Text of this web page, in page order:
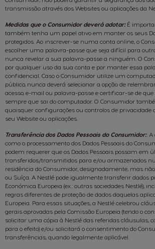
transmissão através dos Websites ou aplicações da
Medidas que o Consumidor deverá adotar: É
também tenha um papel ativo em manter os seus
protegidos. Ao inscrever-se numa conta online, o
escolher uma palavra-passe que seja difícil para
nunca revelar a sua palavra-passe a ninguém. O
por qualquer uso da sua conta e por manter essa
confidencial. Caso o Consumidor utilize um
público, nunca deverá selecionar a opção de
acesso, e-mail ou palavra-passe e certificar-se de
sempre que sai do computador. O Consumidor
quaisquer configurações ou controlos de privacidade
seu Website ou aplicações.
Transferência dos Dados Pessoais do Consumidor:. A
como o processamento dos Dados Pessoais do
podem requerer que os Dados Pessoais possam em
transferidos/transmitidos para e/ou armazenados
residência do Consumidor, designadamente, mas
ou Suíça. A Nestlé pode igualmente transferir dados
Económica Europeia (ex.: outras sociedades Nestlé),
regras diferentes de proteção de dados daquelas
Europeia. Para essas situações, a Nestlé celebrou
gerais aprovadas pela Comissão Europeia (tendo o
solicitar uma cópia à Nestlé das referidas cláusulas,
para o efeito) e/ou solicitará o consentimento do
transferências, quando legalmente aplicável.